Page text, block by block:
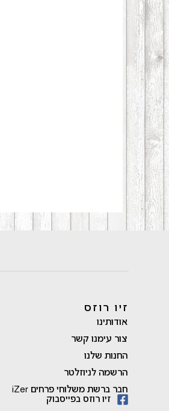
זיו רוזס
אודותינו
צור עימנו קשר
החנות שלנו
הרשמה לניוזלטר
חבר ברשת משלוחי פרחים iZer
זיו רוזס בפייסבוק